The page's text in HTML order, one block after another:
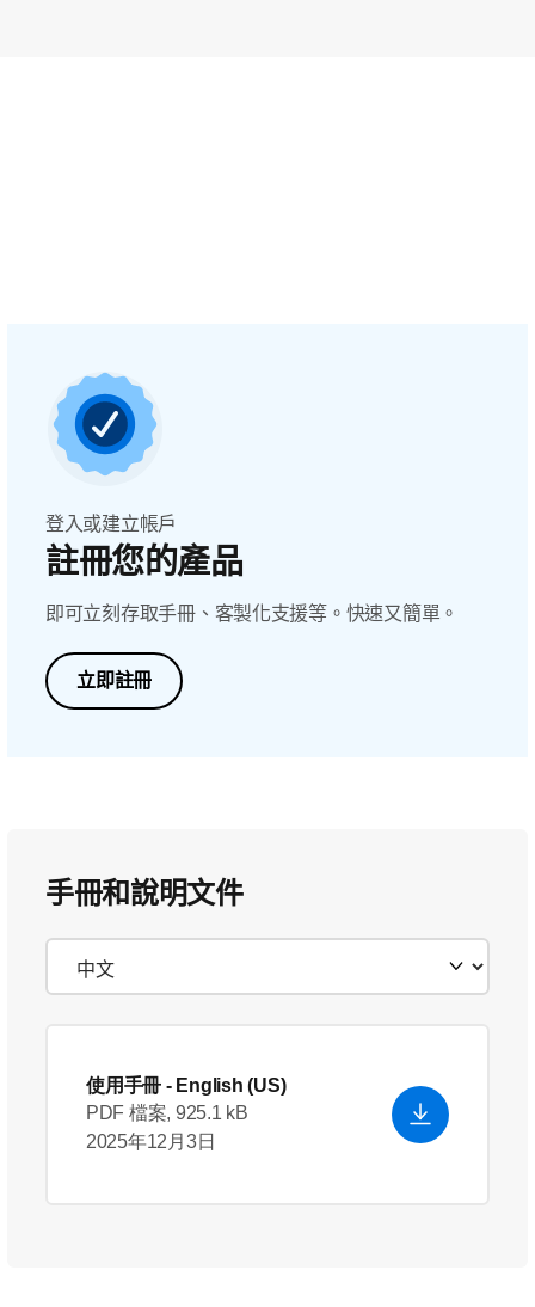
登入或建立帳戶
註冊您的產品
即可立刻存取手冊、客製化支援等。快速又簡單。
立即註冊
手冊和說明文件
使用手冊 - English (US)
PDF 檔案, 925.1 kB
2025年12月3日